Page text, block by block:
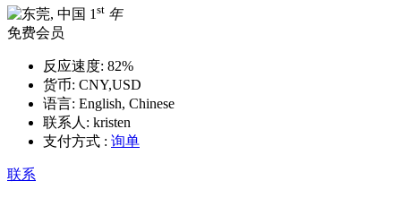
1 st 年
免费会员
反应速度: 82%
货币: CNY,USD
语言: English, Chinese
联系人: kristen
支付方式 : 询单
联系